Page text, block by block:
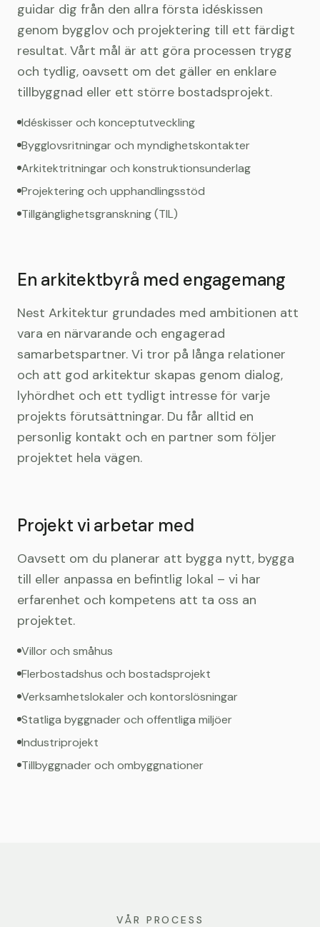
guidar dig från den allra första idéskissen
genom bygglov och projektering till ett färdigt
resultat. Vårt mål är att göra processen trygg
och tydlig, oavsett om det gäller en enklare
tillbyggnad eller ett större bostadsprojekt.
Idéskisser och konceptutveckling
Bygglovsritningar och myndighetskontakter
Arkitektritningar och konstruktionsunderlag
Projektering och upphandlingsstöd
Tillgänglighetsgranskning (TIL)
En arkitektbyrå med engagemang
Nest Arkitektur grundades med ambitionen att
vara en närvarande och engagerad
samarbetspartner. Vi tror på långa relationer
och att god arkitektur skapas genom dialog,
lyhördhet och ett tydligt intresse för varje
projekts förutsättningar. Du får alltid en
personlig kontakt och en partner som följer
projektet hela vägen.
Projekt vi arbetar med
Oavsett om du planerar att bygga nytt, bygga
till eller anpassa en befintlig lokal – vi har
erfarenhet och kompetens att ta oss an
projektet.
Villor och småhus
Flerbostadshus och bostadsprojekt
Verksamhetslokaler och kontorslösningar
Statliga byggnader och offentliga miljöer
Industriprojekt
Tillbyggnader och ombyggnationer
VÅR PROCESS